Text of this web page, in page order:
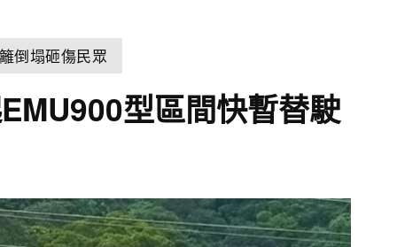
倒塌砸傷民眾
型區間快暫替駛